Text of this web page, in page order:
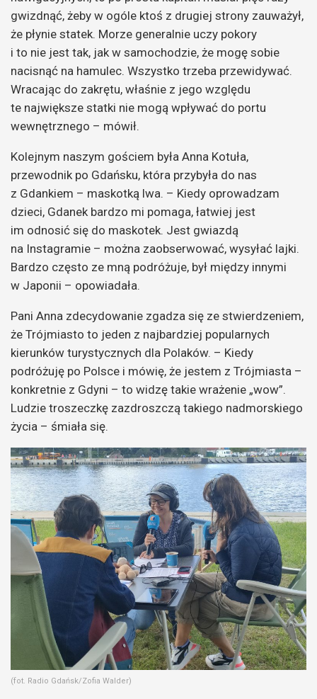
gwizdnąć, żeby w ogóle ktoś z drugiej strony zauważył,
że płynie statek. Morze generalnie uczy pokory
i to nie jest tak, jak w samochodzie, że mogę sobie
nacisnąć na hamulec. Wszystko trzeba przewidywać.
Wracając do zakrętu, właśnie z jego względu
te największe statki nie mogą wpływać do portu
wewnętrznego – mówił.
Kolejnym naszym gościem była Anna Kotuła,
przewodnik po Gdańsku, która przybyła do nas
z Gdankiem – maskotką lwa. – Kiedy oprowadzam
dzieci, Gdanek bardzo mi pomaga, łatwiej jest
im odnosić się do maskotek. Jest gwiazdą
na Instagramie – można zaobserwować, wysyłać lajki.
Bardzo często ze mną podróżuje, był między innymi
w Japonii – opowiadała.
Pani Anna zdecydowanie zgadza się ze stwierdzeniem,
że Trójmiasto to jeden z najbardziej popularnych
kierunków turystycznych dla Polaków. – Kiedy
podróżuję po Polsce i mówię, że jestem z Trójmiasta –
konkretnie z Gdyni – to widzę takie wrażenie „wow”.
Ludzie troszeczkę zazdroszczą takiego nadmorskiego
życia – śmiała się.
(fot. Radio Gdańsk/Zofia Walder)